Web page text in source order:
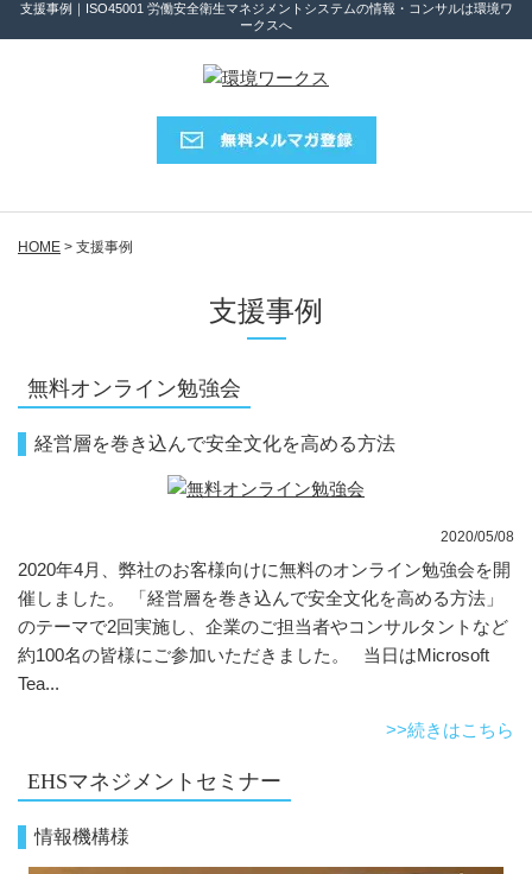
支援事例｜ISO45001 労働安全衛生マネジメントシステムの情報・コンサルは環境ワ
ークスへ
HOME > 支援事例
支援事例
無料オンライン勉強会
経営層を巻き込んで安全文化を高める方法
2020/05/08
2020年4月、弊社のお客様向けに無料のオンライン勉強会を開
催しました。 「経営層を巻き込んで安全文化を高める方法」
のテーマで2回実施し、企業のご担当者やコンサルタントなど
約100名の皆様にご参加いただきました。 当日はMicrosoft
Tea...
>>続きはこちら
EHSマネジメントセミナー
情報機構様